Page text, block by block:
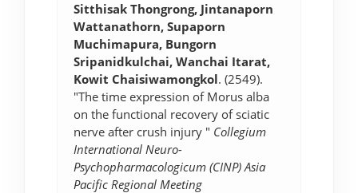
Sitthisak Thongrong, Jintanaporn
Wattanathorn, Supaporn
Muchimapura, Bungorn
Sripanidkulchai, Wanchai Itarat,
Kowit Chaisiwamongkol. (2549).
"The time expression of Morus alba
on the functional recovery of sciatic
nerve after crush injury " Collegium
International Neuro-
Psychopharmacologicum (CINP) Asia
Pacific Regional Meeting